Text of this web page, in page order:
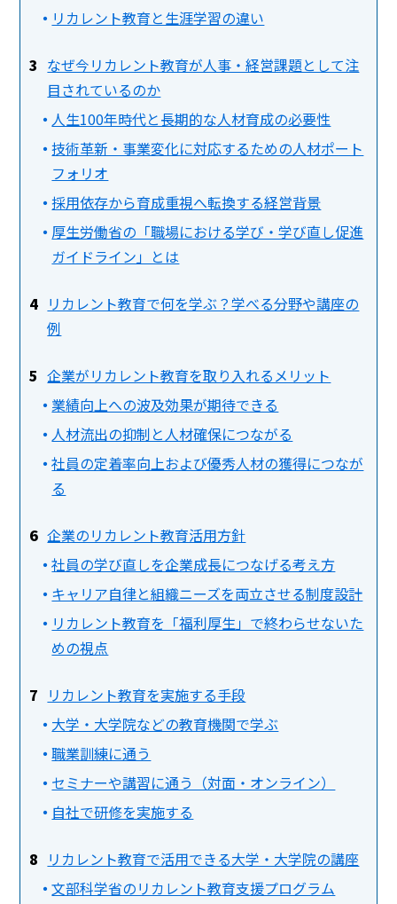
リカレント教育と生涯学習の違い
なぜ今リカレント教育が人事・経営課題として注
目されているのか
人生100年時代と長期的な人材育成の必要性
技術革新・事業変化に対応するための人材ポート
フォリオ
採用依存から育成重視へ転換する経営背景
厚生労働省の「職場における学び・学び直し促進
ガイドライン」とは
リカレント教育で何を学ぶ？学べる分野や講座の
例
企業がリカレント教育を取り入れるメリット
業績向上への波及効果が期待できる
人材流出の抑制と人材確保につながる
社員の定着率向上および優秀人材の獲得につなが
る
企業のリカレント教育活用方針
社員の学び直しを企業成長につなげる考え方
キャリア自律と組織ニーズを両立させる制度設計
リカレント教育を「福利厚生」で終わらせないた
めの視点
リカレント教育を実施する手段
大学・大学院などの教育機関で学ぶ
職業訓練に通う
セミナーや講習に通う（対面・オンライン）
自社で研修を実施する
リカレント教育で活用できる大学・大学院の講座
文部科学省のリカレント教育支援プログラム